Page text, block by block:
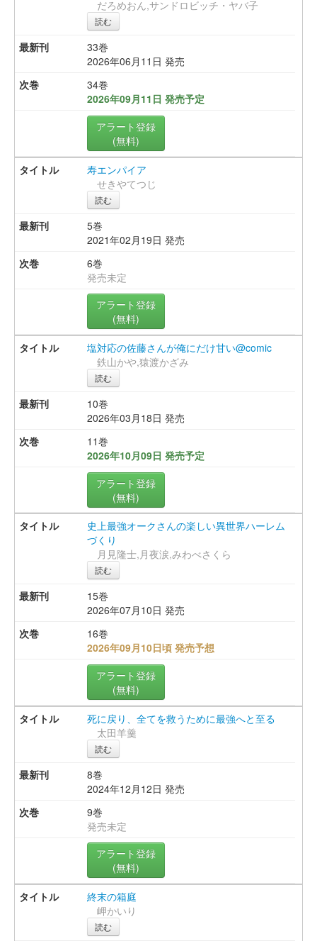
だろめおん,サンドロビッチ・ヤバ子
読む
33巻
2026年06月11日 発売
34巻
2026年09月11日 発売予定
アラート登録
(無料)
寿エンパイア
せきやてつじ
読む
5巻
2021年02月19日 発売
6巻
発売未定
アラート登録
(無料)
塩対応の佐藤さんが俺にだけ甘い@comic
鉄山かや,猿渡かざみ
読む
10巻
2026年03月18日 発売
11巻
2026年10月09日 発売予定
アラート登録
(無料)
史上最強オークさんの楽しい異世界ハーレム
づくり
月見隆士,月夜涙,みわべさくら
読む
15巻
2026年07月10日 発売
16巻
2026年09月10日頃 発売予想
アラート登録
(無料)
死に戻り、全てを救うために最強へと至る
太田羊羹
読む
8巻
2024年12月12日 発売
9巻
発売未定
アラート登録
(無料)
終末の箱庭
岬かいり
読む